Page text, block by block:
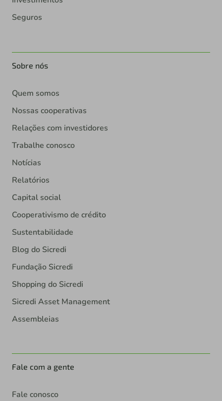
Seguros
Sobre nós
Quem somos
Nossas cooperativas
Relações com investidores
Trabalhe conosco
Notícias
Relatórios
Capital social
Cooperativismo de crédito
Sustentabilidade
Blog do Sicredi
Fundação Sicredi
Shopping do Sicredi
Sicredi Asset Management
Assembleias
Fale com a gente
Fale conosco